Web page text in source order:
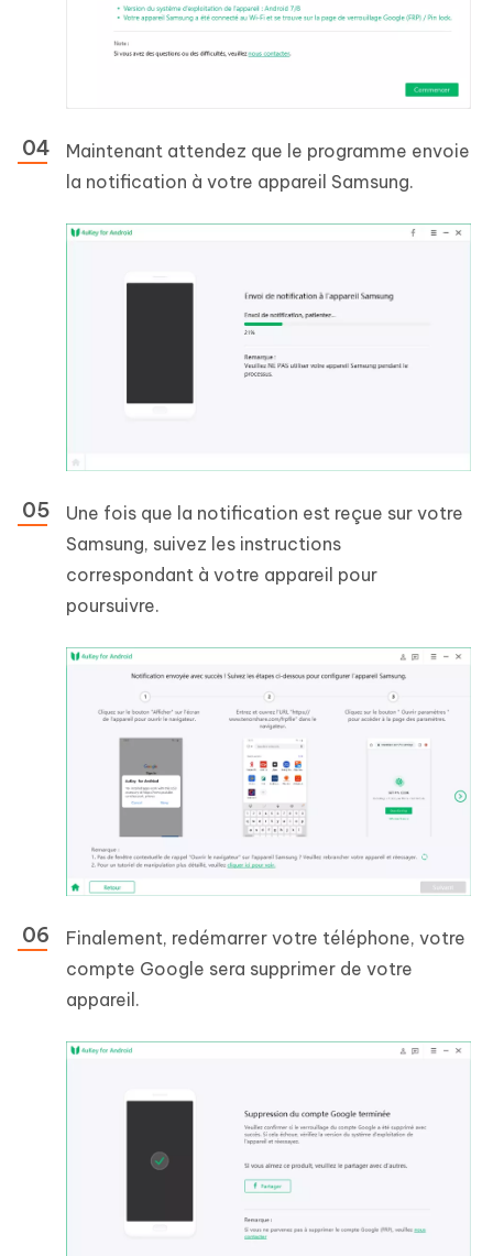
Maintenant attendez que le programme envoie
la notification à votre appareil Samsung.
Une fois que la notification est reçue sur votre
Samsung, suivez les instructions
correspondant à votre appareil pour
poursuivre.
Finalement, redémarrer votre téléphone, votre
compte Google sera supprimer de votre
appareil.